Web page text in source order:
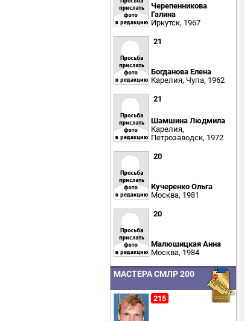
Черепенникова
Галина
Иркутск, 1967
21
Богданова Елена
Карелия, Чупа, 1962
21
Шамшина Людмила
Карелия,
Петрозаводск, 1972
20
Кучеренко Ольга
Москва, 1981
20
Малюшицкая Анна
Москва, 1984
МАСТЕРА СМЛР 200
215